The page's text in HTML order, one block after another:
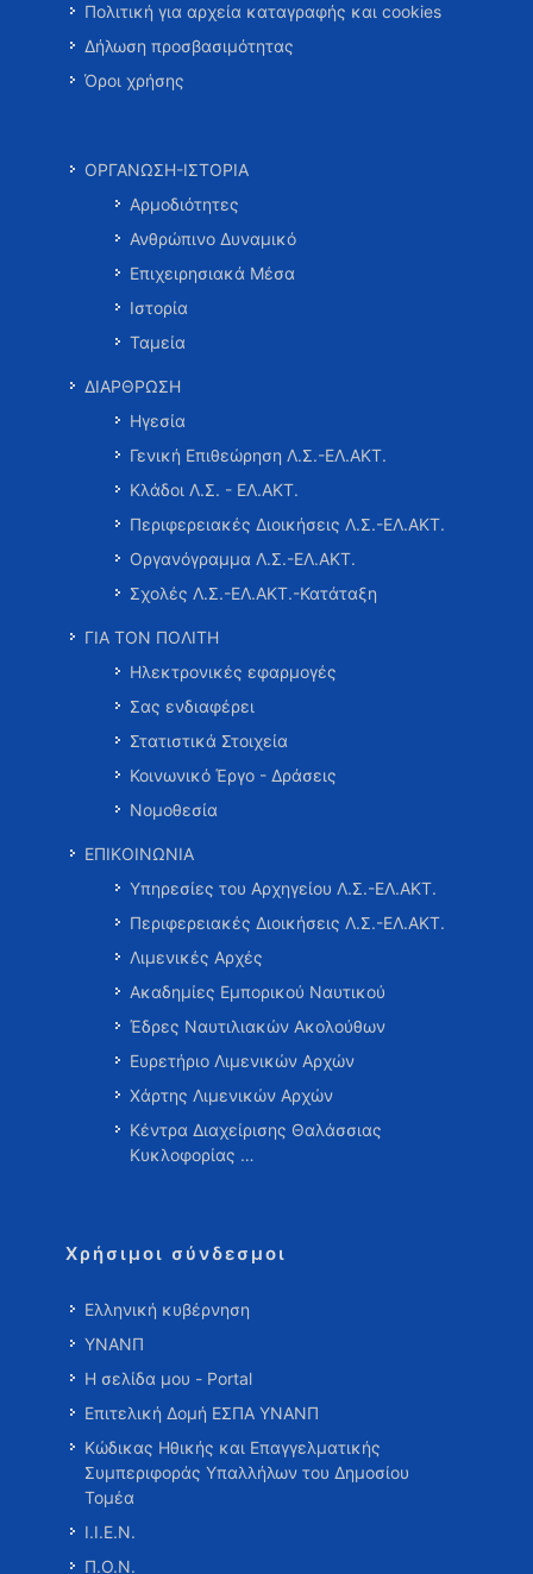
Πολιτική για αρχεία καταγραφής και cookies
Δήλωση προσβασιμότητας
Όροι χρήσης
ΟΡΓΑΝΩΣΗ-ΙΣΤΟΡΙΑ
Αρμοδιότητες
Ανθρώπινο Δυναμικό
Επιχειρησιακά Μέσα
Ιστορία
Ταμεία
ΔΙΑΡΘΡΩΣΗ
Ηγεσία
Γενική Επιθεώρηση Λ.Σ.-ΕΛ.ΑΚΤ.
Κλάδοι Λ.Σ. - ΕΛ.ΑΚΤ.
Περιφερειακές Διοικήσεις Λ.Σ.-ΕΛ.ΑΚΤ.
Οργανόγραμμα Λ.Σ.-ΕΛ.ΑΚΤ.
Σχολές Λ.Σ.-ΕΛ.ΑΚΤ.-Κατάταξη
ΓΙΑ ΤΟΝ ΠΟΛΙΤΗ
Ηλεκτρονικές εφαρμογές
Σας ενδιαφέρει
Στατιστικά Στοιχεία
Κοινωνικό Έργο - Δράσεις
Νομοθεσία
ΕΠΙΚΟΙΝΩΝΙΑ
Υπηρεσίες του Αρχηγείου Λ.Σ.-ΕΛ.ΑΚΤ.
Περιφερειακές Διοικήσεις Λ.Σ.-ΕΛ.ΑΚΤ.
Λιμενικές Αρχές
Ακαδημίες Εμπορικού Ναυτικού
Έδρες Ναυτιλιακών Ακολούθων
Ευρετήριο Λιμενικών Αρχών
Χάρτης Λιμενικών Αρχών
Κέντρα Διαχείρισης Θαλάσσιας
Κυκλοφορίας …
Χρήσιμοι σύνδεσμοι
Ελληνική κυβέρνηση
ΥΝΑΝΠ
Η σελίδα μου - Portal
Επιτελική Δομή ΕΣΠΑ ΥΝΑΝΠ
Κώδικας Ηθικής και Επαγγελματικής
Συμπεριφοράς Υπαλλήλων του Δημοσίου
Τομέα
Ι.Ι.Ε.Ν.
Π.Ο.Ν.